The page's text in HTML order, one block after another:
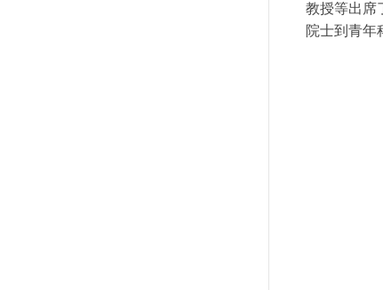
教授等出席
院士到青年